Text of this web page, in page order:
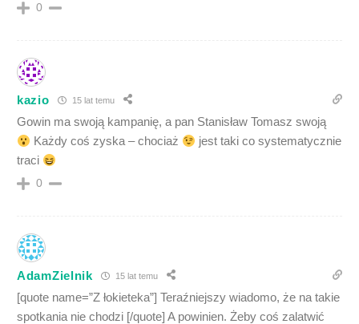
0
kazio 15 lat temu
Gowin ma swoją kampanię, a pan Stanisław Tomasz swoją
Każdy coś zyska – chociaż
jest taki co systematycznie
traci
0
AdamZielnik 15 lat temu
[quote name=”Z łokieteka”] Teraźniejszy wiadomo, że na takie
spotkania nie chodzi [/quote] A powinien. Żeby coś zalatwić